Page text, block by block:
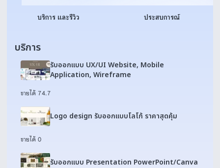
บริการ และรีวิว ประสบการณ์
บริการ
รับออกแบบ UX/UI Website, Mobile
Application, Wireframe
ขายได้ 74.7
Logo design รับออกแบบโลโก้ ราคาสุดคุ้ม
ขายได้ 0
รับออกแบบ Presentation PowerPoint/Canva